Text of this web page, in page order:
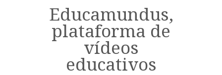
Educamundus,
plataforma de
vídeos
educativos